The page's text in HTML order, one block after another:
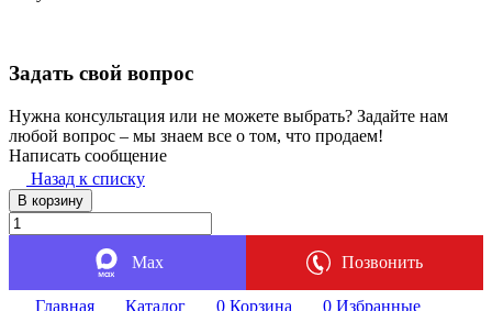
Задать свой вопрос
Нужна консультация или не можете выбрать? Задайте нам
любой вопрос – мы знаем все о том, что продаем!
Написать сообщение
Назад к списку
В корзину
Max Позвонить
Главная Каталог 0 Корзина 0 Избранные